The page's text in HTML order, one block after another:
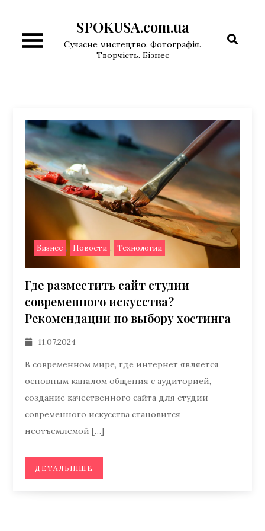
содержимому
SPOKUSA.com.ua
Сучасне мистецтво. Фотографія.
Творчість. Бізнес
Бизнес , Новости , Технологии
Где разместить сайт студии
современного искусства?
Рекомендации по выбору хостинга
11.07.2024
В современном мире, где интернет является
основным каналом общения с аудиторией,
создание качественного сайта для студии
современного искусства становится
неотъемлемой […]
ДЕТАЛЬНІШЕ